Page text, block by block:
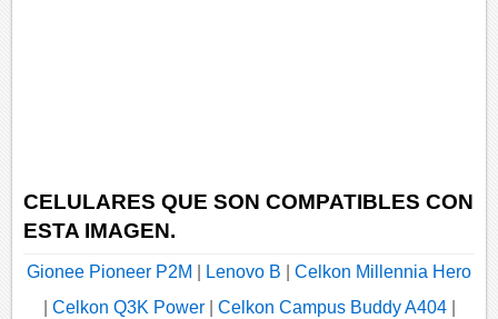
CELULARES QUE SON COMPATIBLES CON
ESTA IMAGEN.
Gionee Pioneer P2M Lenovo B
Celkon Millennia Hero
Celkon Q3K Power| Celkon Campus Buddy A404|